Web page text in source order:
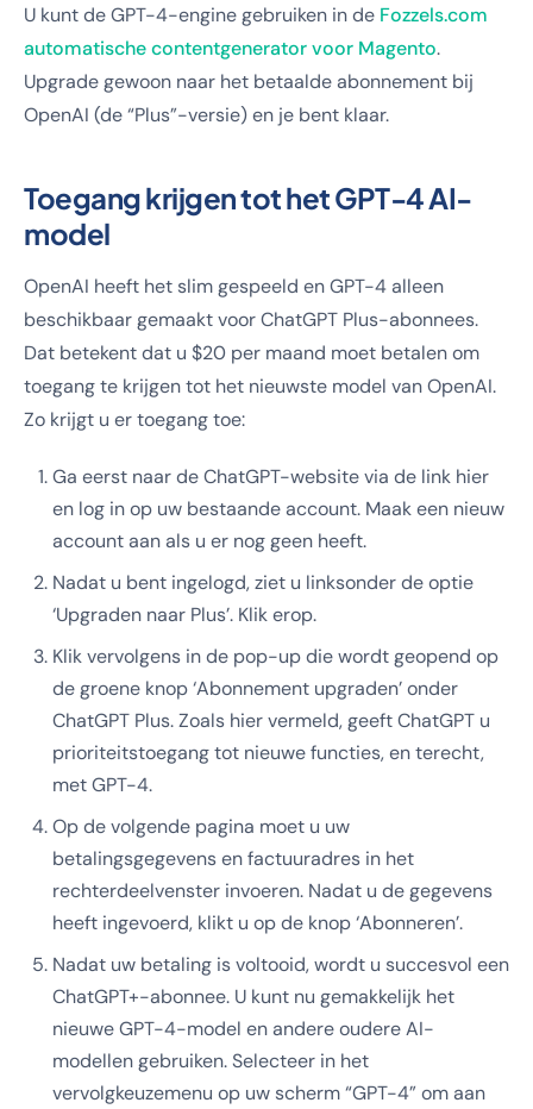
U kunt de GPT-4-engine gebruiken in de Fozzels.com
automatische contentgenerator voor Magento.
Upgrade gewoon naar het betaalde abonnement bij
OpenAI (de “Plus”-versie) en je bent klaar.
Toegang krijgen tot het GPT-4 AI-
model
OpenAI heeft het slim gespeeld en GPT-4 alleen
beschikbaar gemaakt voor ChatGPT Plus-abonnees.
Dat betekent dat u $20 per maand moet betalen om
toegang te krijgen tot het nieuwste model van OpenAI.
Zo krijgt u er toegang toe:
Ga eerst naar de ChatGPT-website via de link hier
en log in op uw bestaande account. Maak een nieuw
account aan als u er nog geen heeft.
Nadat u bent ingelogd, ziet u linksonder de optie
‘Upgraden naar Plus’. Klik erop.
Klik vervolgens in de pop-up die wordt geopend op
de groene knop ‘Abonnement upgraden’ onder
ChatGPT Plus. Zoals hier vermeld, geeft ChatGPT u
prioriteitstoegang tot nieuwe functies, en terecht,
met GPT-4.
Op de volgende pagina moet u uw
betalingsgegevens en factuuradres in het
rechterdeelvenster invoeren. Nadat u de gegevens
heeft ingevoerd, klikt u op de knop ‘Abonneren’.
Nadat uw betaling is voltooid, wordt u succesvol een
ChatGPT+-abonnee. U kunt nu gemakkelijk het
nieuwe GPT-4-model en andere oudere AI-
modellen gebruiken. Selecteer in het
vervolgkeuzemenu op uw scherm “GPT-4” om aan